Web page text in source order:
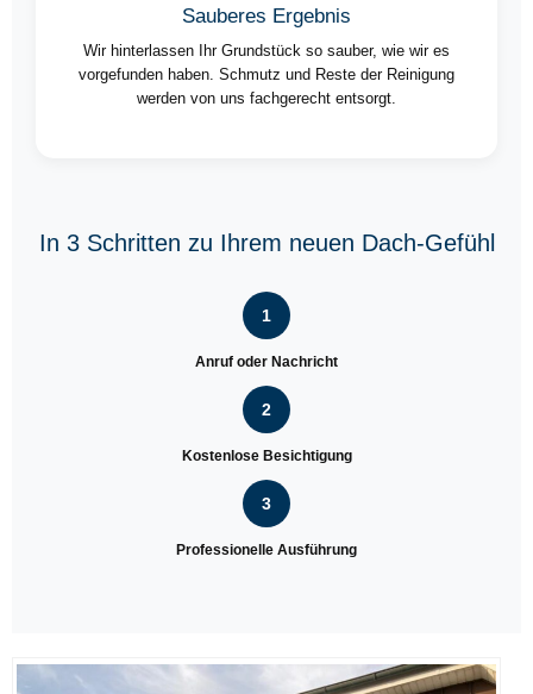
Sauberes Ergebnis
Wir hinterlassen Ihr Grundstück so sauber, wie wir es
vorgefunden haben. Schmutz und Reste der Reinigung
werden von uns fachgerecht entsorgt.
In 3 Schritten zu Ihrem neuen Dach-Gefühl
1
Anruf oder Nachricht
2
Kostenlose Besichtigung
3
Professionelle Ausführung